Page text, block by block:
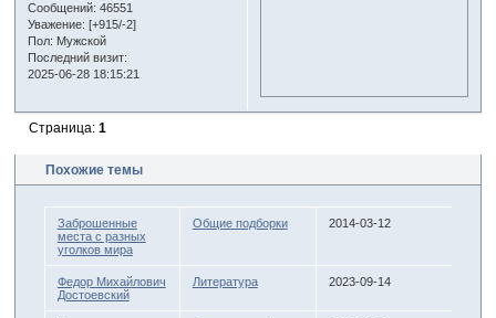
Сообщений: 46551
Уважение: [+915/-2]
Пол: Мужской
Последний визит:
2025-06-28 18:15:21
Страница: 1
Похожие темы
Заброшенные
места с разных
уголков мира
Общие подборки 2014-03-12
Федор Михайлович
Достоевский
Литература 2023-09-14